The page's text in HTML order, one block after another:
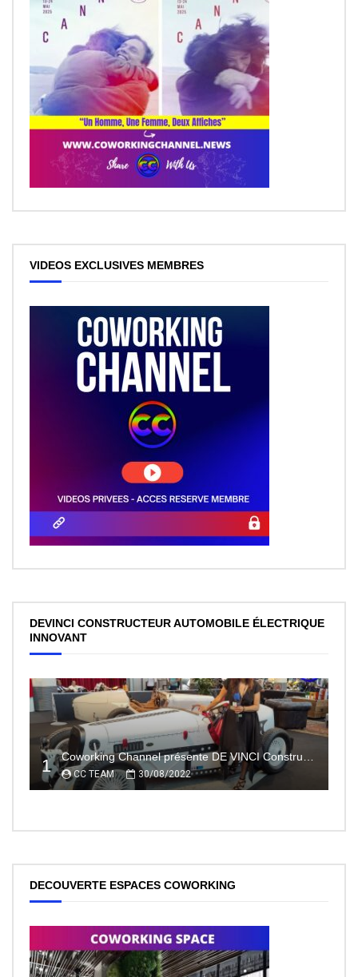
VIDEOS EXCLUSIVES MEMBRES
DEVINCI CONSTRUCTEUR AUTOMOBILE ÉLECTRIQUE
INNOVANT
1 CC TEAM 30/08/2022
DECOUVERTE ESPACES COWORKING